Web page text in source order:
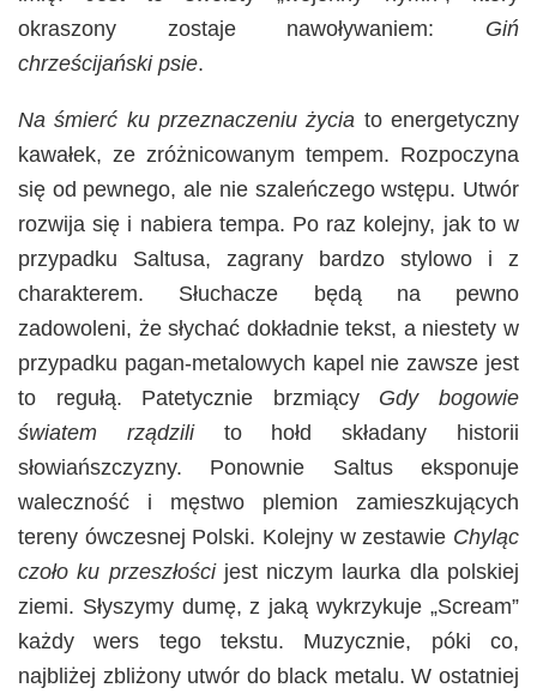
okraszony zostaje nawoływaniem: Giń
chrześcijański psie.
Na śmierć ku przeznaczeniu życia to energetyczny
kawałek, ze zróżnicowanym tempem. Rozpoczyna
się od pewnego, ale nie szaleńczego wstępu. Utwór
rozwija się i nabiera tempa. Po raz kolejny, jak to w
przypadku Saltusa, zagrany bardzo stylowo i z
charakterem. Słuchacze będą na pewno
zadowoleni, że słychać dokładnie tekst, a niestety w
przypadku pagan-metalowych kapel nie zawsze jest
to regułą. Patetycznie brzmiący Gdy bogowie
światem rządzili to hołd składany historii
słowiańszczyzny. Ponownie Saltus eksponuje
waleczność i męstwo plemion zamieszkujących
tereny ówczesnej Polski. Kolejny w zestawie Chyląc
czoło ku przeszłości jest niczym laurka dla polskiej
ziemi. Słyszymy dumę, z jaką wykrzykuje „Scream”
każdy wers tego tekstu. Muzycznie, póki co,
najbliżej zbliżony utwór do black metalu. W ostatniej